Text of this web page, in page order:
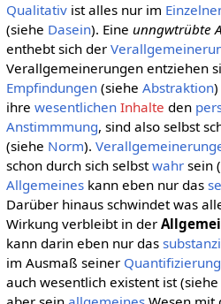
Qualitativist alles nur im
(siehe Dasein). Eine unngwtrübte
enthebt sich der
Verallgemeinerungen entziehen
Empfindungen(siehe Abstraktion
ihre wesentlichen Inhalte den
Anstimmmung, sind also selbst
(siehe Norm).
schon durch sich selbstwahrsein
Allgemeineskann eben nur das
Darüber hinaus schwindet was
Wirkung verbleibt in der
kann darin eben nur das
im Ausmaß seiner Quantifizierung
auch wesentlich existent ist (siehe